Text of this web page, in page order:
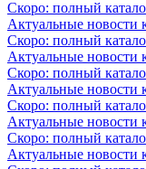
Скоро: полный
Актуальные новости
Скоро: полный
Актуальные новости
Скоро: полный
Актуальные новости
Скоро: полный
Актуальные новости
Скоро: полный
Актуальные новости